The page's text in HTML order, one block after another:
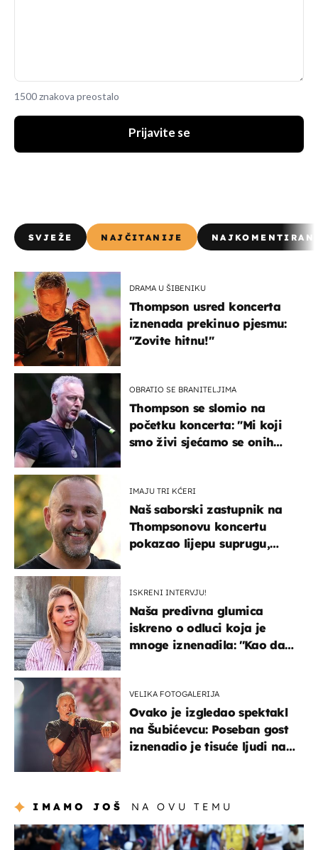
1500 znakova preostalo
Prijavite se
SVJEŽE NAJČITANIJE
DRAMA U ŠIBENIKU
Thompson usred koncerta
iznenada prekinuo pjesmu:
"Zovite hitnu!"
OBRATIO SE BRANITELJIMA
Thompson se slomio na
početku koncerta: "Mi koji
smo živi sjećamo se onih
IMAJU TRI KĆERI
Naš saborski zastupnik na
Thompsonovu koncertu
pokazao lijepu suprugu,
ISKRENI INTERVJU!
Naša predivna glumica
iskreno o odluci koja je
mnoge iznenadila: ''Kao da
VELIKA FOTOGALERIJA
Ovako je izgledao spektakl
na Šubićevcu: Poseban gost
iznenadio je tisuće ljudi na
IMAMO JOŠ NA OVU TEMU
svjetsko prvenstvo 2026